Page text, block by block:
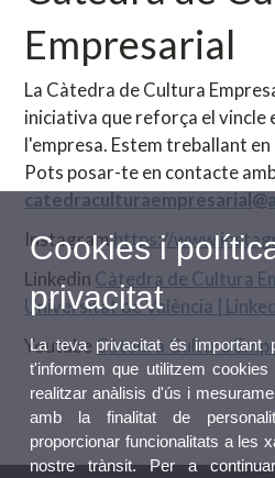
Empresarial
La Càtedra de Cultura
iniciativa que reforça el vincle
l'empresa. Estem treballant en
Pots posar-te en contacte
Instagramhttps://
Linkedin Càtedra de Cultura
Universitat de València |
Youtube Càtedra Cultura
Cookies i
privacitat
La teva privacitat és important
t'informem que utilitzem
realitzar anàlisis d'ús i
amb la finalitat de
proporcionar funcionalitats a les
nostre trànsit. Per a